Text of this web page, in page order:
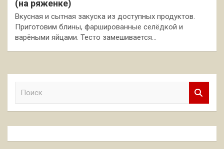
(на ряженке)
Вкусная и сытная закуска из доступных продуктов.
Приготовим блины, фаршированные селёдкой и
варёными яйцами. Тесто замешивается…
к